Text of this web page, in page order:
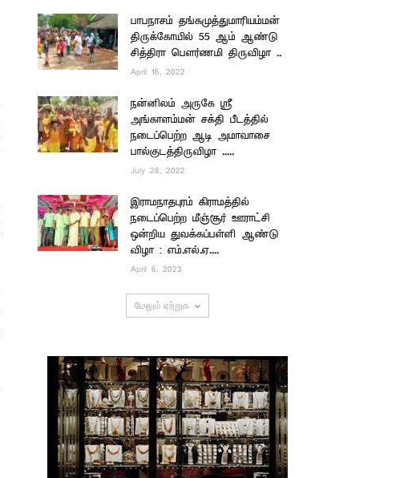
பாபநாசம் தங்கமுத்துமாரியம்மன்
திருக்கோயில் 55 ஆம் ஆண்டு
சித்திரா பௌர்ணமி திருவிழா ..
April 16, 2022
நன்னிலம் அருகே ஸ்ரீ
அங்காளம்மன் சக்தி பீடத்தில்
நடைப்பெற்ற ஆடி அமாவாசை
பால்குடத்திருவிழா .....
July 28, 2022
இராமநாதபுரம் கிராமத்தில்
நடைப்பெற்ற மீஞ்சூர் ஊராட்சி
ஒன்றிய துவக்கப்பள்ளி ஆண்டு
விழா : எம்.எல்.ஏ....
April 6, 2023
மேலும் ஏற்றுக